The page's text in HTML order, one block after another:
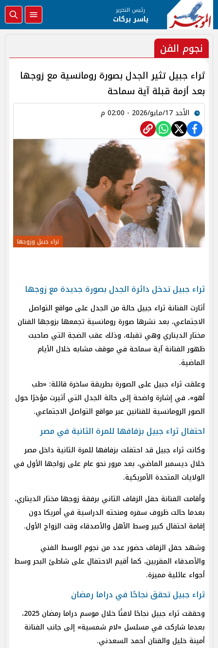
رئيس التحرير
ياسر بركات
نجوم الفن
ثراء جبيل تثير الجدل بصورة رومانسية مع زوجها
بعد أزمة قبلة آية سماحة
الأحد 17/مايو/2026 - 02:00 م
ثراء جبيل وزوجها
ثراء جبيل تدخل دائرة الجدل بصورة جديدة مع زوجها
أثارت الفنانة ثراء جبيل حالة من الجدل على مواقع التواصل
الاجتماعي، بعد نشرها صورة رومانسية تجمعها بزوجها الفنان
مختار الديناري وهي تقبله، وذلك عقب الضجة التي صاحبت
ظهور الفنانة آية سماحة في موقف مشابه خلال الأيام
الماضية.
وعلقت ثراء جبيل على الصورة بطريقة ساخرة قائلة: «طب
أهو»، في إشارة واضحة إلى حالة الجدل التي أثيرت مؤخرًا حول
الصور الرومانسية للفنانين عبر مواقع التواصل الاجتماعي.
احتفال ثراء جبيل بزفافها للمرة الثانية في مصر
وكانت ثراء جبيل قد احتفلت بزفافها للمرة الثانية داخل مصر
خلال ديسمبر الماضي، بعد مرور نحو عام على زواجها الأول في
الولايات المتحدة الأمريكية.
وأقامت الفنانة حفل الزفاف الثاني برفقة زوجها مختار الديناري،
بعدما حالت ظروف سفره ومنحته الدراسية في أمريكا دون
إقامة احتفال كبير وسط الأهل والأصدقاء وقت الزواج الأول.
وشهد حفل الزفاف حضور عدد من نجوم الوسط الفني
والأصدقاء المقربين، كما أقيم الاحتفال على شاطئ البحر وسط
أجواء عائلية مميزة.
ثراء جبيل تحقق نجاحًا في دراما رمضان
وحققت ثراء جبيل نجاحًا لافتًا خلال موسم دراما رمضان 2025،
بعدما شاركت في مسلسل «لام شمسية» إلى جانب الفنانة
أمينة خليل والفنان أحمد السعدني.